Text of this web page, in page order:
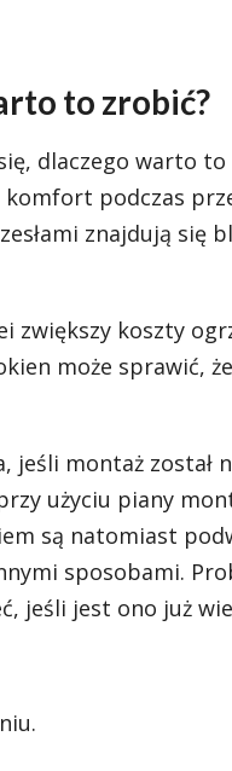
to zrobić?
dlaczego warto
podczas
znajdują się
zwiększy koszty
może sprawić,
montaż został
użyciu piany
są natomiast
sposobami.
jeśli jest ono już